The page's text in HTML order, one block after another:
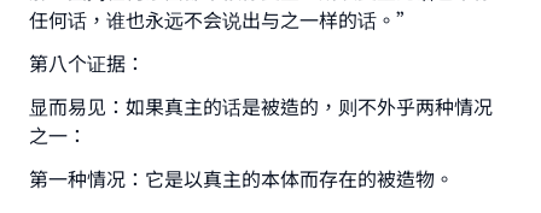
任何话，谁也永远不会说出与之一样的话。”
第八个证据：
显而易见：如果真主的话是被造的，则不外乎两种情况
之一：
第一种情况：它是以真主的本体而存在的被造物。